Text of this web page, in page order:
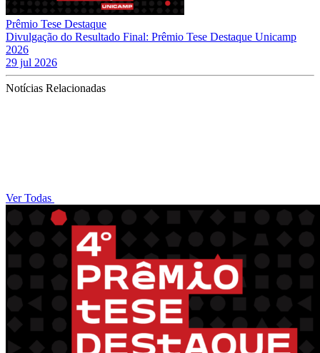
Prêmio Tese Destaque
Divulgação do Resultado Final: Prêmio Tese Destaque Unicamp
2026
29 jul 2026
Notícias Relacionadas
Ver Todas